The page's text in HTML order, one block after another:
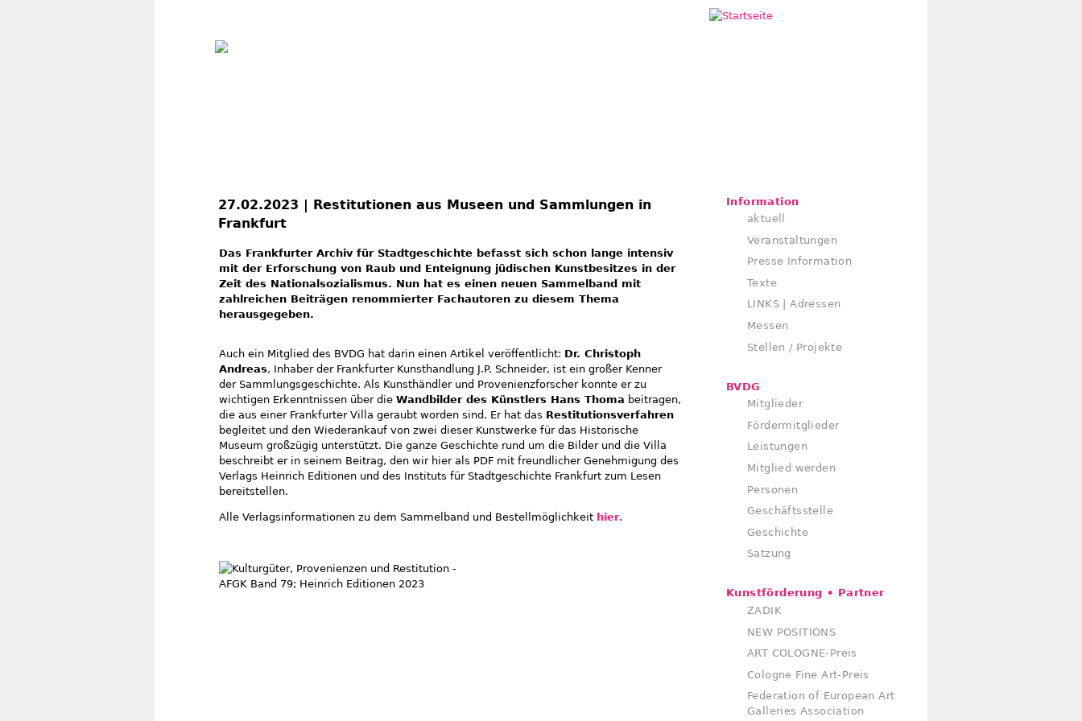
27.02.2023 | Restitutionen aus Museen und Sammlungen in
Frankfurt
Das Frankfurter Archiv für Stadtgeschichte befasst sich schon lange intensiv
mit der Erforschung von Raub und Enteignung jüdischen Kunstbesitzes in der
Zeit des Nationalsozialismus. Nun hat es einen neuen Sammelband mit
zahlreichen Beiträgen renommierter Fachautoren zu diesem Thema
herausgegeben.
Auch ein Mitglied des BVDG hat darin einen Artikel veröffentlicht: Dr. Christoph
Andreas, Inhaber der Frankfurter Kunsthandlung J.P. Schneider, ist ein großer Kenner
der Sammlungsgeschichte. Als Kunsthändler und Provenienzforscher konnte er zu
wichtigen Erkenntnissen über die Wandbilder des Künstlers Hans Thoma beitragen,
die aus einer Frankfurter Villa geraubt worden sind. Er hat das Restitutionsverfahren
begleitet und den Wiederankauf von zwei dieser Kunstwerke für das Historische
Museum großzügig unterstützt. Die ganze Geschichte rund um die Bilder und die Villa
beschreibt er in seinem Beitrag, den wir hier als PDF mit freundlicher Genehmigung des
Verlags Heinrich Editionen und des Instituts für Stadtgeschichte Frankfurt zum Lesen
bereitstellen.
Alle Verlagsinformationen zu dem Sammelband und Bestellmöglichkeit hier.
Information
aktuell
Veranstaltungen
Presse Information
Texte
LINKS | Adressen
Messen
Stellen / Projekte
BVDG
Mitglieder
Fördermitglieder
Leistungen
Mitglied werden
Personen
Geschäftsstelle
Geschichte
Satzung
Kunstförderung • Partner
ZADIK
NEW POSITIONS
ART COLOGNE-Preis
Cologne Fine Art-Preis
Federation of European Art
Galleries Association